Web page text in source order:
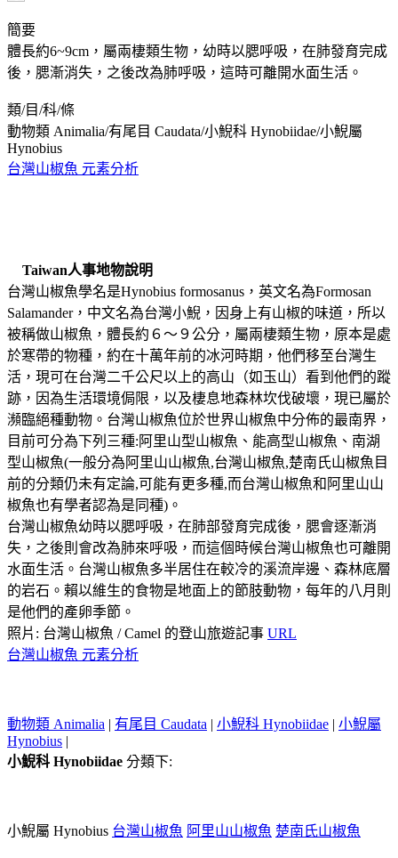
簡要
體長約6~9cm，屬兩棲類生物，幼時以腮呼吸，在肺發育完成
後，腮漸消失，之後改為肺呼吸，這時可離開水面生活。
類/目/科/條
動物類 Animalia/有尾目 Caudata/小鯢科 Hynobiidae/小鯢屬
Hynobius
台灣山椒魚 元素分析
Taiwan人事地物說明
台灣山椒魚學名是Hynobius formosanus，英文名為Formosan
Salamander，中文名為台灣小鯢，因身上有山椒的味道，所以
被稱做山椒魚，體長約６～９公分，屬兩棲類生物，原本是處
於寒帶的物種，約在十萬年前的冰河時期，他們移至台灣生
活，現可在台灣二千公尺以上的高山（如玉山）看到他們的蹤
跡，因為生活環境侷限，以及棲息地森林坎伐破壞，現已屬於
瀕臨絕種動物。台灣山椒魚位於世界山椒魚中分佈的最南界，
目前可分為下列三種:阿里山型山椒魚、能高型山椒魚、南湖
型山椒魚(一般分為阿里山山椒魚,台灣山椒魚,楚南氏山椒魚目
前的分類仍未有定論,可能有更多種,而台灣山椒魚和阿里山山
椒魚也有學者認為是同種)。
台灣山椒魚幼時以腮呼吸，在肺部發育完成後，腮會逐漸消
失，之後則會改為肺來呼吸，而這個時候台灣山椒魚也可離開
水面生活。台灣山椒魚多半居住在較冷的溪流岸邊、森林底層
的岩石。賴以維生的食物是地面上的節肢動物，每年的八月則
是他們的產卵季節。
照片: 台灣山椒魚 / Camel 的登山旅遊記事 URL
台灣山椒魚 元素分析
動物類 Animalia | 有尾目 Caudata | 小鯢科 Hynobiidae | 小鯢屬
Hynobius |
小鯢科 Hynobiidae 分類下:
小鯢屬 Hynobius 台灣山椒魚 阿里山山椒魚 楚南氏山椒魚